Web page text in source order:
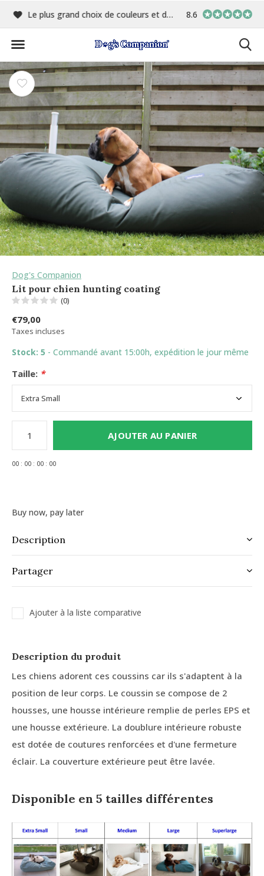
Le plus grand choix de couleurs et de tissus Fabriqué en interne
8.6
Dog's Companion
Lit pour chien hunting coating
(0)
€79,00
Taxes incluses
Stock: 5 - Commandé avant 15:00h, expédition le jour même
Taille: *
AJOUTER AU PANIER
00 : 00 : 00 : 00
Buy now, pay later
Description
Partager
Ajouter à la liste comparative
Description du produit
Les chiens adorent ces coussins car ils s'adaptent à la
position de leur corps. Le coussin se compose de 2
housses, une housse intérieure remplie de perles EPS et
une housse extérieure. La doublure intérieure robuste
est dotée de coutures renforcées et d'une fermeture
éclair. La couverture extérieure peut être lavée.
Disponible en 5 tailles différentes